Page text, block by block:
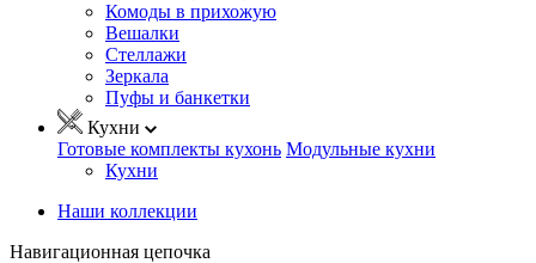
Комоды в прихожую
Вешалки
Стеллажи
Зеркала
Пуфы и банкетки
Кухни
Готовые комплекты кухонь Модульные кухни
Кухни
Наши коллекции
Навигационная цепочка